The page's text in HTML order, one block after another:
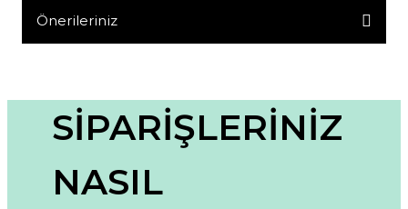
Önerileriniz
Görüş ve önerileriniz için teşekkür ederiz.
Ürün resmi kalitesiz, bozuk veya görüntülenemiyor.
Ürün açıklamasında eksik bilgiler bulunuyor.
SİPARİŞLERİNİZ
NASIL